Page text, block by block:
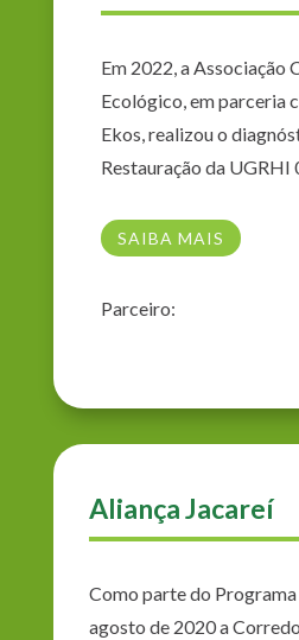
Em 2022, a Associação
Ecológico, em parceria
Ekos, realizou o
Restauração da UGRHI
SAIBA MAIS
Parceiro:
Aliança Jacareí
Como parte do Programa
agosto de 2020 a